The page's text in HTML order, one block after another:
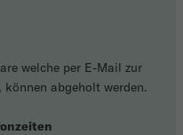
welche per E-Mail zur
abgeholt werden.